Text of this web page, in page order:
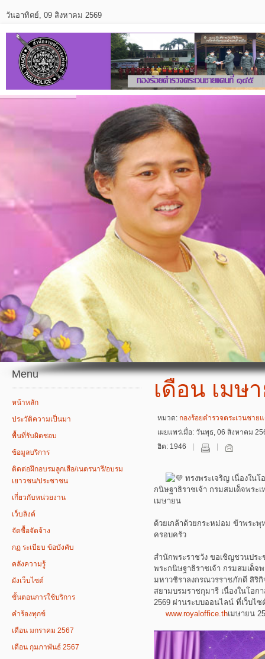
วันอาทิตย์, 09 สิงหาคม 2569
Menu
หน้าหลัก
ประวัติความเป็นมา
พื้นที่รับผิดชอบ
ข้อมูลบริการ
ติดต่อฝึกอบรมลูกเสือ/เนตรนารี/อบรม
เยาวชน/ประชาชน
เกี่ยวกับหน่วยงาน
เว็บลิงค์
จัดซื้อจัดจ้าง
กฏ ระเบียบ ข้อบังคับ
คลังความรู้
ผังเว็บไซต์
ขั้นตอนการใช้บริการ
คำร้องทุกข์
เดือน มกราคม 2567
เดือน กุมภาพันธ์ 2567
เดือน เมษ
หมวด: กองร้อยตำรวจตระเวนชาย
เผยแพร่เมื่อ: วันพุธ, 06 สิงหาคม
ฮิต: 1946
ทรงพระเจริญ เนื่องใน
กนิษฐาธิราชเจ้า กรมสมเด็จพระ
เมษายน
ด้วยเกล้าด้วยกระหม่อม ข้าพระพุ
ครอบครัว
สำนักพระราชวัง ขอเชิญชวนปร
พระกนิษฐาธิราชเจ้า กรมสมเด็จ
มหาวชิราลงกรณวรราชภักดี สิ
สยามบรมราชกุมารี เนื่องในโอ
2569 ผ่านระบบออนไลน์ ที่เว็บไ
www.royaloffice.thเมษายน